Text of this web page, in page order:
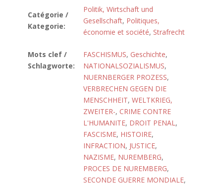
Catégorie /
Kategorie:
Politik, Wirtschaft und
Gesellschaft, Politiques,
économie et société, Strafrecht
Mots clef /
Schlagworte:
FASCHISMUS, Geschichte,
NATIONALSOZIALISMUS,
NUERNBERGER PROZESS,
VERBRECHEN GEGEN DIE
MENSCHHEIT, WELTKRIEG,
ZWEITER-, CRIME CONTRE
L'HUMANITE, DROIT PENAL,
FASCISME, HISTOIRE,
INFRACTION, JUSTICE,
NAZISME, NUREMBERG,
PROCES DE NUREMBERG,
SECONDE GUERRE MONDIALE,